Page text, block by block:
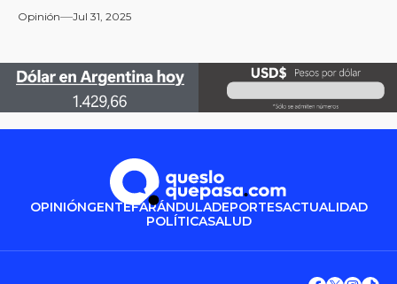
Opinión Jul 31, 2025
OPINIÓNGENTEFARÁNDULADEPORTESACTUALIDAD
POLÍTICASALUD